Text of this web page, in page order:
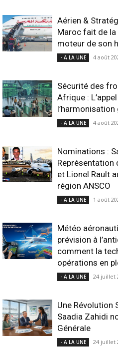
Aérien &
Maroc fait de la
moteur de son
- A LA UNE 4 août
Sécurité des
Afrique :
l’harmonisation
- A LA UNE 4 août
Nominations :
Représentation
et Lionel Rault
région ANSCO
- A LA UNE 1 août
Météo
prévision à
comment la
opérations en
- A LA UNE 24 juillet
Une Révolution
Saadia Zahidi
Générale
- A LA UNE 24 juillet